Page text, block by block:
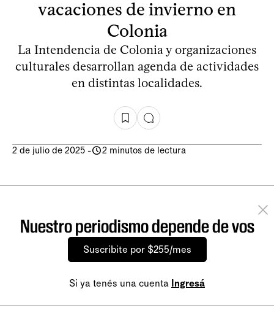
vacaciones de invierno en
Colonia
La Intendencia de Colonia y organizaciones
culturales desarrollan agenda de actividades
en distintas localidades.
2 de julio de 2025 - 2 minutos de lectura
Nuestro periodismo depende de vos
Suscribite por $255/mes
Si ya tenés una cuenta Ingresá